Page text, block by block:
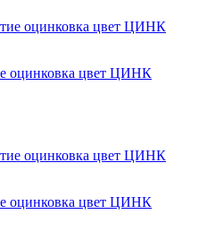
оцинковка цвет ЦИНК
оцинковка цвет ЦИНК